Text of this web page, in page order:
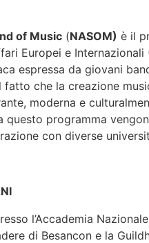
of Music (NASOM) è il
Europei e Internazionali
espressa da giovani
fatto che la creazione
moderna e
questo programma
con diverse
l’Accademia
di Besancon e la